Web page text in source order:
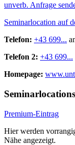
unverb. Anfrage
Seminarlocation auf
Telefon: +43 699...
Telefon 2: +43 699...
Homepage:
Premium-Eintrag
Hier werden
Nähe angezeigt.